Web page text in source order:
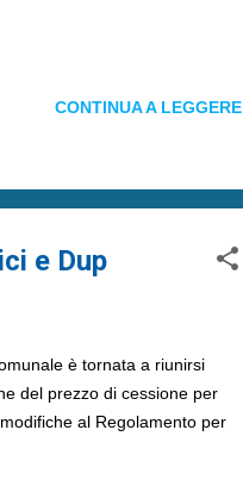
CONTINUA A LEGGERE
e Dup
è tornata a riunirsi
del prezzo di cessione per
al Regolamento per